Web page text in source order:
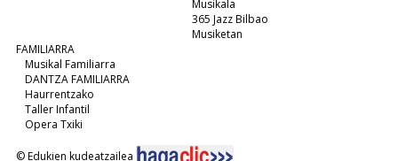
Musikala
365 Jazz Bilbao
Musiketan
FAMILIARRA
Musikal Familiarra
DANTZA FAMILIARRA
Haurrentzako
Taller Infantil
Opera Txiki
© Edukien kudeatzailea